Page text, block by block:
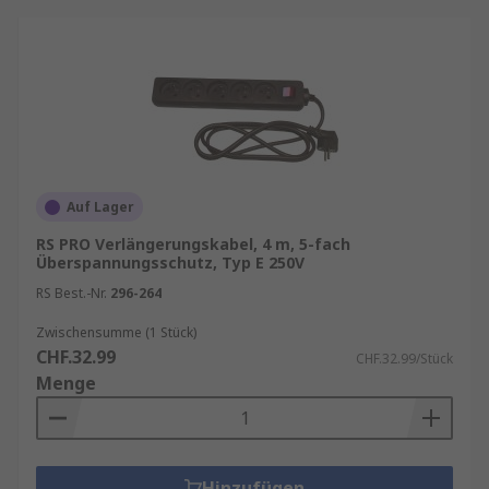
Auf Lager
RS PRO Verlängerungskabel, 4 m, 5-fach
Überspannungsschutz, Typ E 250V
RS Best.-Nr. 296-264
Zwischensumme (1 Stück)
CHF.32.99 CHF.32.99/Stück
Menge